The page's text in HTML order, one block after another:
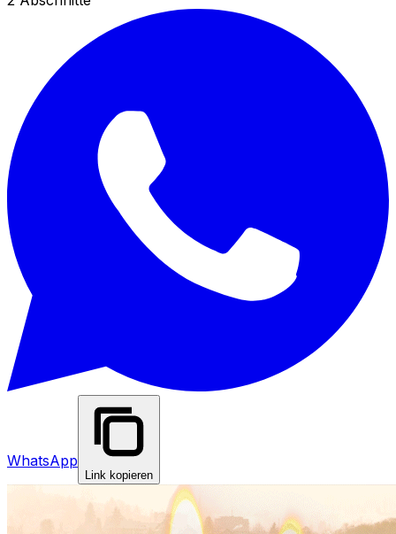
WhatsApp
Link kopieren